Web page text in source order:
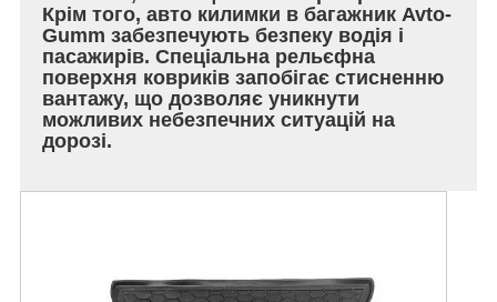
Крім того, авто килимки в багажник Avto-
Gumm забезпечують безпеку водія і
пасажирів. Спеціальна рельєфна
поверхня ковриків запобігає стисненню
вантажу, що дозволяє уникнути
можливих небезпечних ситуацій на
дорозі.